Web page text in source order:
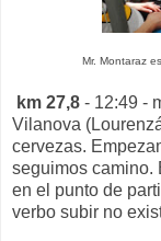
Mr. Montaraz
km 27,8 - 12:49 -
Vilanova
cervezas.
seguimos camino.
en el punto de
verbo subir no